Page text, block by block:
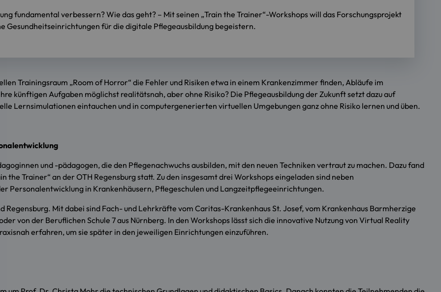
fundamental verbessern? Wie das geht? – Mit seinen „Train the Trainer“-Workshops will das Forschungsprojekt
Gesundheitseinrichtungen für die digitale Pflegeausbildung begeistern.
Trainingsraum „Room of Horror“ die Fehler und Risiken etwa in einem Krankenzimmer finden, Abläufe im
künftigen Aufgaben möglichst realitätsnah, aber ohne Risiko? Die Pflegeausbildung der Zukunft setzt dazu auf
Lernsimulationen eintauchen und in computergenerierten virtuellen Umgebungen ganz ohne Risiko lernen und üben.
und -pädagogen, die den Pflegenachwuchs ausbilden, mit den neuen Techniken vertraut zu machen. Dazu fand
the Trainer“ an der OTH Regensburg statt. Zu den insgesamt drei Workshops eingeladen sind neben
Personalentwicklung in Krankenhäusern, Pflegeschulen und Langzeitpflegeeinrichtungen.
Regensburg. Mit dabei sind Fach- und Lehrkräfte vom Caritas-Krankenhaus St. Josef, vom Krankenhaus Barmherzige
von der Beruflichen Schule 7 aus Nürnberg. In den Workshops lässt sich die innovative Nutzung von Virtual Reality
erfahren, um sie später in den jeweiligen Einrichtungen einzuführen.